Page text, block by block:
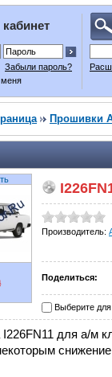
Забыли пароль?
Прошивки
Производитель:
Поделиться:
Выберите
для а/м